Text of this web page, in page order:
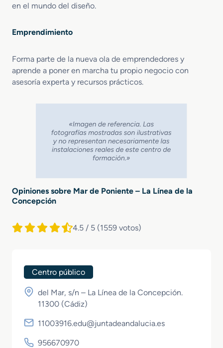
en el mundo del diseño.
Emprendimiento
Forma parte de la nueva ola de emprendedores y
aprende a poner en marcha tu propio negocio con
asesoría experta y recursos prácticos.
Opiniones sobre Mar de Poniente – La Línea de la
Concepción
4.5 / 5 (1559 votos)
Centro público
del Mar, s/n – La Línea de la Concepción.
11300 (Cádiz)
11003916.edu@juntadeandalucia.es
956670970